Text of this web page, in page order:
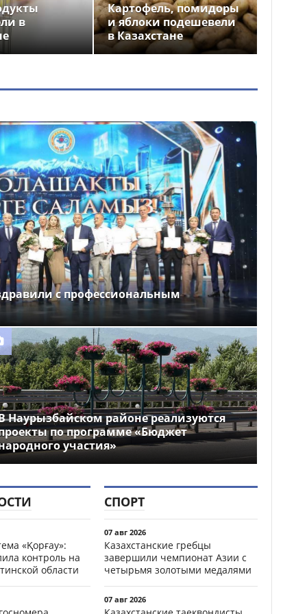
в
Картофель, помидоры
и яблоки подешевели
в Казахстане
с профессиональным
Наурызбайском районе реализуются
по программе «Бюджет
участия»
«Қорғау»:
контроль на
области
СПОРТ
07 авг 2026
Казахстанские гребцы
завершили чемпионат Азии с
четырьмя золотыми медалями
07 авг 2026